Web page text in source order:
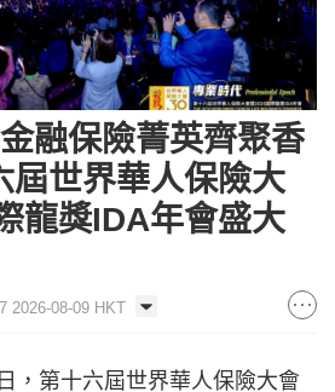
融保險菁英齊聚香
世界華人保險大
龍獎IDA年會盛大
2026-08-09 HKT
，第十六屆世界華人保險大會